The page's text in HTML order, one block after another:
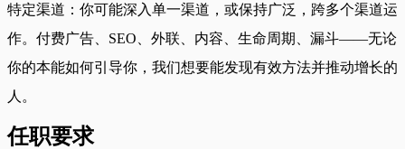
特定渠道：你可能深入单一渠道，或保持广泛，跨多个渠道运
作。付费广告、SEO、外联、内容、生命周期、漏斗——无论
你的本能如何引导你，我们想要能发现有效方法并推动增长的
人。
任职要求